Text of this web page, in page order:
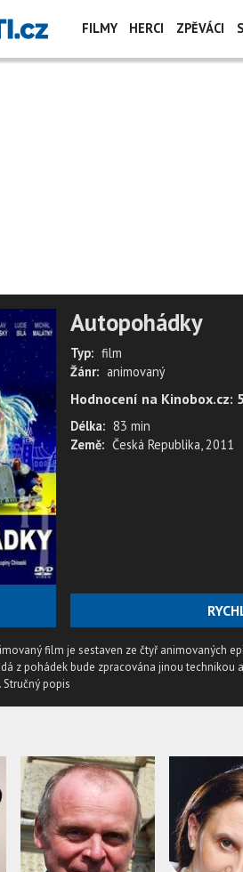
FILMY HERCI ZPĚVÁCI
Autopohádky
Typ: film
Žánr: animovaný
Hodnocení na Kinobox.cz:
Délka: 83 min
Země: Česká Republika, 2011
film je sestaven ze čtyř animovaných
z pohádek bude zpracována jinou technikou
Stručný popis